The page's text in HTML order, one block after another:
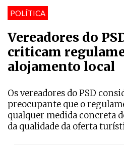
POLÍTICA
Vereadores do
criticam
alojamento local
Os vereadores do PSD
preocupante que o
qualquer medida concreta
da qualidade da oferta